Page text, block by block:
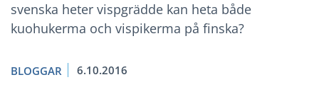
svenska heter vispgrädde kan heta både
kuohukerma och vispikerma på finska?
BLOGGAR 6.10.2016